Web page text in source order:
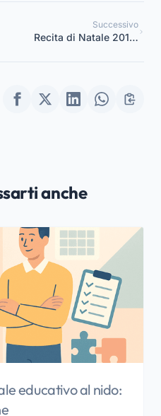
Successivo
Recita di Natale 2018:
anche
educativo al nido: